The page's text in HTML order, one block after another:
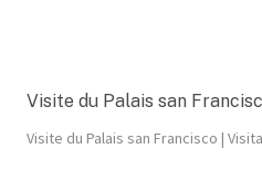
Visite du Palais san
Visite du Palais san Francisco |